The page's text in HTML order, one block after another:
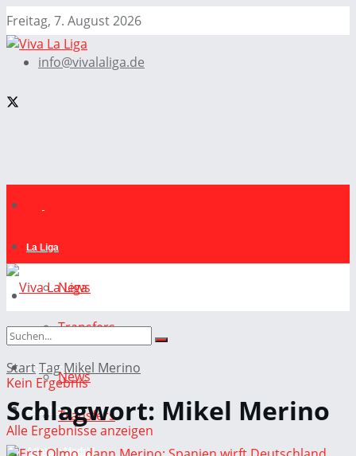
Freitag, 7. August 2026
info@vivalaliga.de
La Liga
News
Transfers
FC Barcelona
Real Madrid
Atletico Madrid
La Liga
News
Transfers
Kein Ergebnis
Alle Ergebnisse anzeigen
StartTag Mikel Merino
Schlagwort: Mikel Merino